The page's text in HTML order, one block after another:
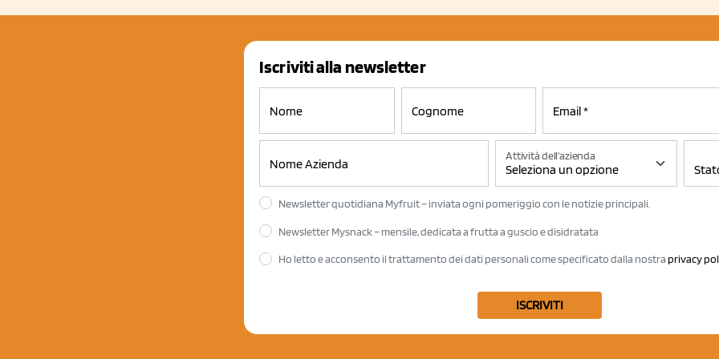
Iscriviti alla newsletter
Attività dell'azienda
Newsletter quotidiana Myfruit – inviata ogni pomeriggio con le notizie principali.
Newsletter Mysnack – mensile, dedicata a frutta a guscio e disidratata
Ho letto e acconsento il trattamento dei dati personali come specificato dalla nostra privacy
ISCRIVITI